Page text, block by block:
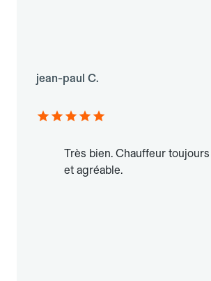
jean-paul C.
Très bien. Chauffeur
et agréable.